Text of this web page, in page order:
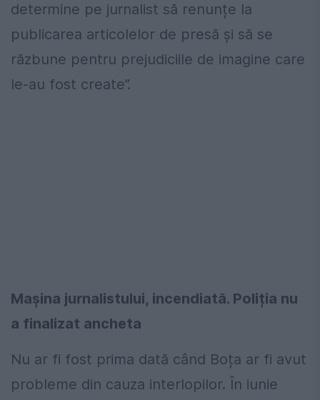
determine pe jurnalist să renunțe la
publicarea articolelor de presă și să se
răzbune pentru prejudiciile de imagine care
le-au fost create”.
Mașina jurnalistului, incendiată. Poliția nu
a finalizat ancheta
Nu ar fi fost prima dată când Boța ar fi avut
probleme din cauza interlopilor. În iunie